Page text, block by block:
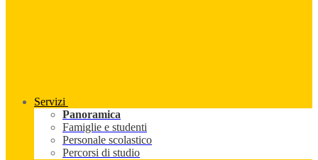
Servizi
Panoramica
Famiglie e studenti
Personale scolastico
Percorsi di studio